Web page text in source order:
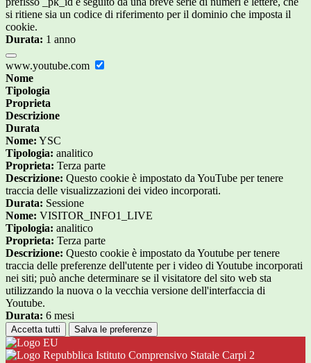
si ritiene sia un codice di riferimento per il dominio che imposta il
cookie.
Durata: 1 anno
www.youtube.com
Nome
Tipologia
Proprieta
Descrizione
Durata
Nome: YSC
Tipologia: analitico
Proprieta: Terza parte
Descrizione: Questo cookie è impostato da YouTube per tenere
traccia delle visualizzazioni dei video incorporati.
Durata: Sessione
Nome: VISITOR_INFO1_LIVE
Tipologia: analitico
Proprieta: Terza parte
Descrizione: Questo cookie è impostato da Youtube per tenere
traccia delle preferenze dell'utente per i video di Youtube incorporati
nei siti; può anche determinare se il visitatore del sito web sta
utilizzando la nuova o la vecchia versione dell'interfaccia di
Youtube.
Durata: 6 mesi
Accetta tutti Salva le preferenze
Istituto Comprensivo Statale Carpi 2